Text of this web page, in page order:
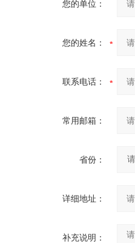
您的单位：
您的姓名：
联系电话：
常用邮箱：
省份：
详细地址：
补充说明：